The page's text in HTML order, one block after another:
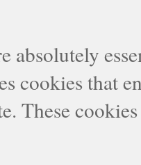
absolutely
cookies that
These